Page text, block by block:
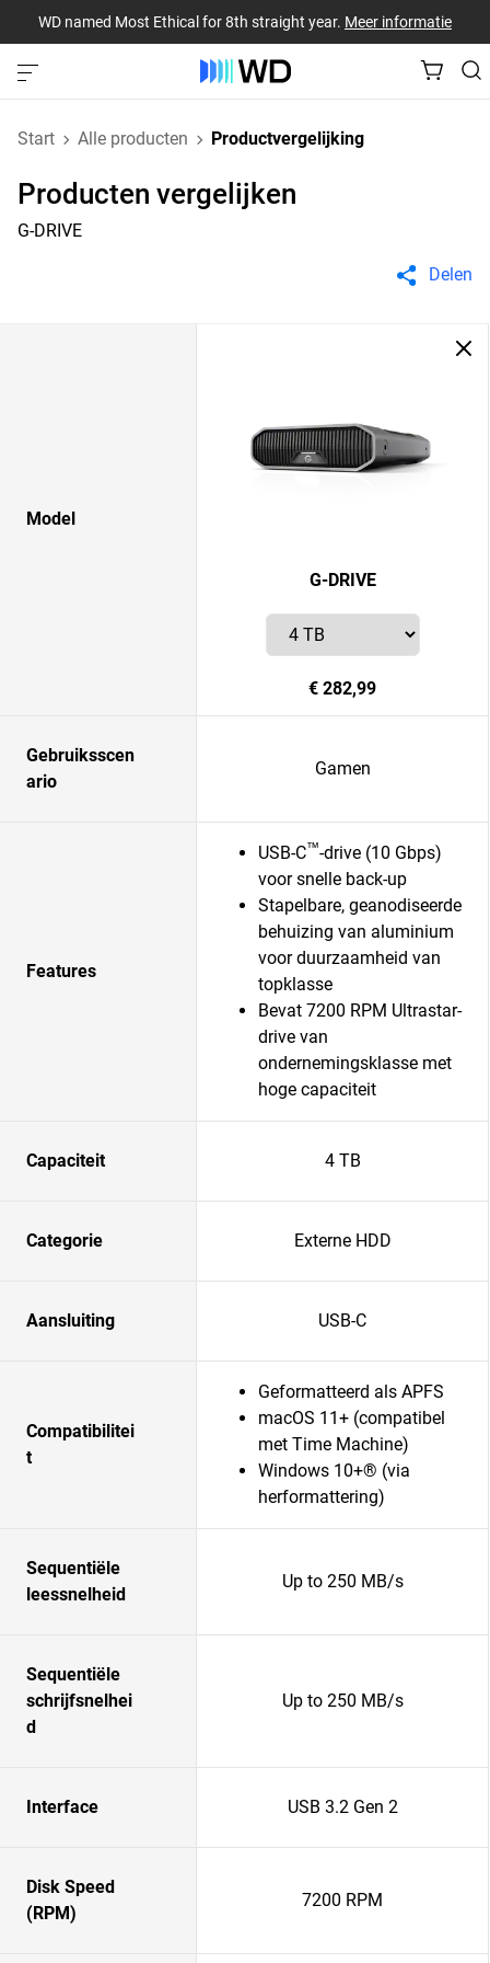
WD named Most Ethical for 8th straight year. Meer informatie
Start Alle producten Productvergelijking
Producten vergelijken
G-DRIVE
Delen
Model
G-DRIVE
€ 282,99
Gebruiksscen
ario
Gamen
Features
USB-C™-drive (10 Gbps)
voor snelle back-up
Stapelbare, geanodiseerde
behuizing van aluminium
voor duurzaamheid van
topklasse
Bevat 7200 RPM Ultrastar-
drive van
ondernemingsklasse met
hoge capaciteit
Capaciteit 4 TB
Categorie Externe HDD
Aansluiting USB-C
Compatibilitei
t
Geformatteerd als APFS
macOS 11+ (compatibel
met Time Machine)
Windows 10+® (via
herformattering)
Sequentiële
leessnelheid
Up to 250 MB/s
Sequentiële
schrijfsnelhei
d
Up to 250 MB/s
Interface USB 3.2 Gen 2
Disk Speed
(RPM)
7200 RPM